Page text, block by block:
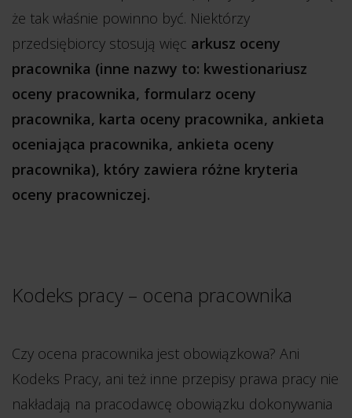
że tak właśnie powinno być. Niektórzy
przedsiębiorcy stosują więc arkusz oceny
pracownika (inne nazwy to: kwestionariusz
oceny pracownika, formularz oceny
pracownika, karta oceny pracownika, ​​ankieta
oceniająca pracownika, ankieta oceny
pracownika), który zawiera różne kryteria
oceny pracowniczej.
Kodeks pracy – ocena pracownika
Czy ocena pracownika jest obowiązkowa? Ani
Kodeks Pracy, ani też inne przepisy prawa pracy nie
nakładają na pracodawcę obowiązku dokonywania